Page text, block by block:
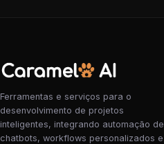
Ferramentas e serviços para o
desenvolvimento de projetos
inteligentes, integrando automação de
chatbots, workflows personalizados e